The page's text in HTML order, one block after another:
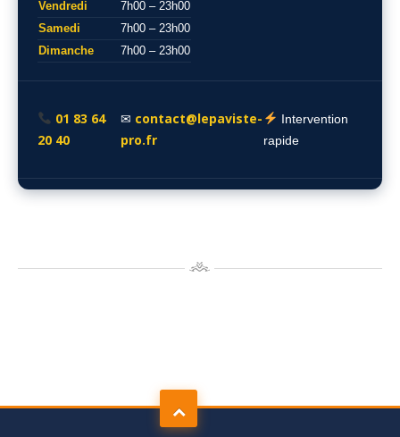
Vendredi
7h00 – 23h00
Samedi
7h00 – 23h00
Dimanche
7h00 – 23h00
01 83 64
20 40
✉ contact@lepaviste-
pro.fr
Intervention
rapide